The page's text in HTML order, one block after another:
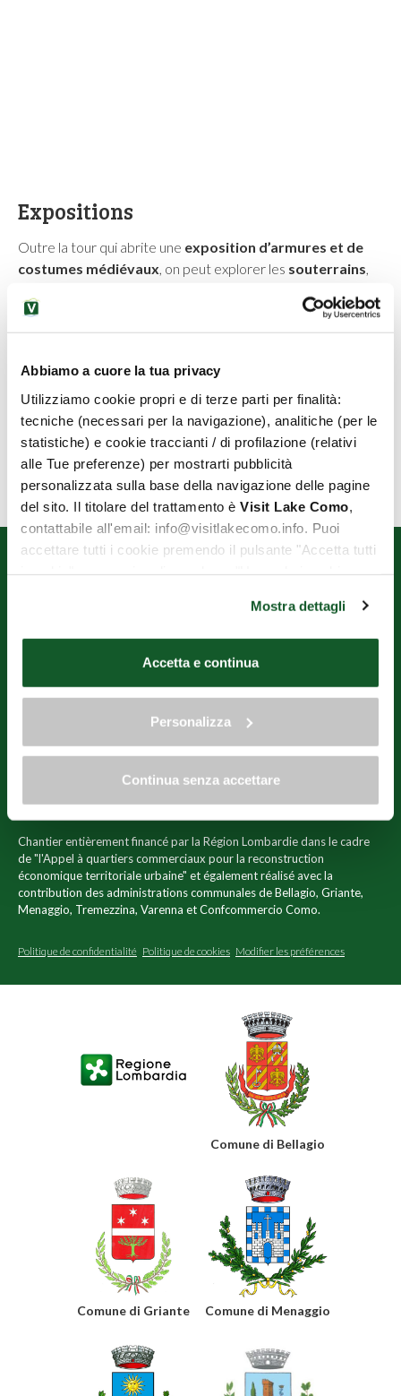
Abbiamo a cuore la tua privacy
Utilizziamo cookie propri e di terze parti per finalità:
tecniche (necessari per la navigazione), analitiche (per le
statistiche) e cookie traccianti / di profilazione (relativi
alle Tue preferenze) per mostrarti pubblicità
personalizzata sulla base della navigazione delle pagine
del sito. Il titolare del trattamento è Visit Lake Como
contattabile all'email: info@visitlakecomo.info. Puoi
accettare tutti i cookie premendo il pulsante "Accetta tutti
"Personalizza". Al fine di revocare il consenso prestato e
visualizzare le informazioni complete sul trattamento dei
"gestione cookie"
cookie.
Mostra dettagli
Accetta e continua
Personalizza
Continua senza accettare
Expositions
Outre la tour qui abrite une exposition d’armures et de
costumes médiévaux, on peut explorer les souterrains,
Première Guerre mondiale.
Aujourd’hui, le château accueille des événements culturels
préhistorique.
Les "Fantômes de Vezio" comptent parmi les attractions
les plus emblématiques du Château : sculptures blanches en
gaze et plâtre. Depuis laterrasse panoramiqueet le
sommet de la tour, des vues splendides s’ouvrent sur le lac.
OPERATORI TURISTICI DI VARENNA E PERLEDO ENTE DEL
TERZO SETTORE
Via Imbarcadero, 1 - 23829 Varenna (LC)
Tél.+39.393.9597932
aot.varennaperledo@gmail.com
Chantier entièrement financé par la Région Lombardie dans le cadre
de "l'Appel à quartiers commerciaux pour la reconstruction
économique territoriale urbaine" et également réalisé avec la
contribution des administrations communales de Bellagio, Griante,
Menaggio, Tremezzina, Varenna et Confcommercio Como.
Politique de confidentialité Politique de cookies Modifier les préférences
Comune di Bellagio
Comune di Griante Comune di Menaggio